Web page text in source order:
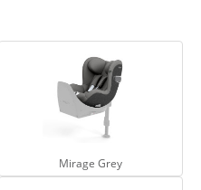
Mirage Grey
Mirage Grey